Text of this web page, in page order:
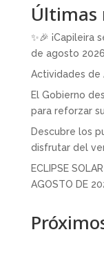
Últimas
✨🎉 ¡Capileira
de agosto 2026
Actividades de
El Gobierno
para reforzar
Descubre los
disfrutar del
ECLIPSE
AGOSTO DE